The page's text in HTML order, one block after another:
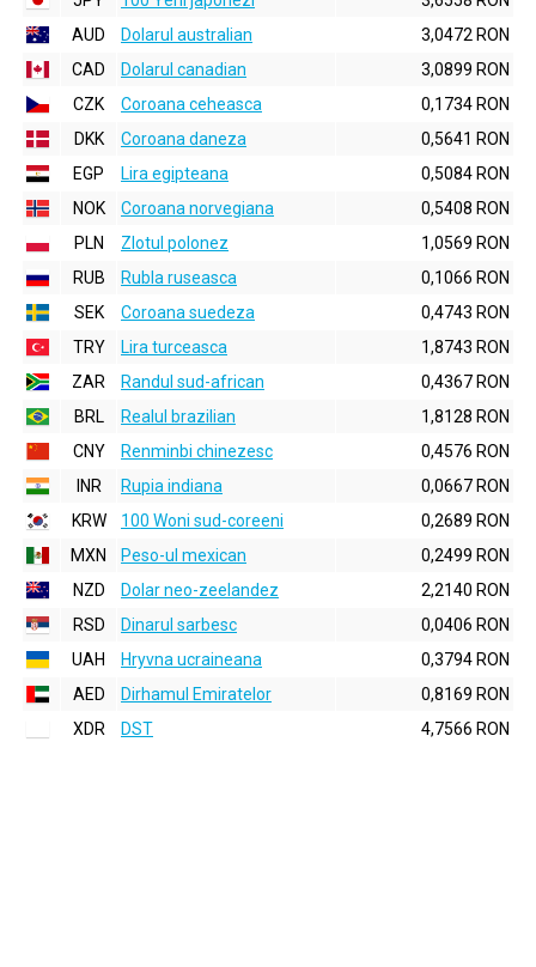
AUD
Dolarul australian
3,0472 RON
CAD
Dolarul canadian
3,0899 RON
CZK
Coroana ceheasca
0,1734 RON
DKK
Coroana daneza
0,5641 RON
EGP
Lira egipteana
0,5084 RON
NOK
Coroana norvegiana
0,5408 RON
PLN
Zlotul polonez
1,0569 RON
RUB
Rubla ruseasca
0,1066 RON
SEK
Coroana suedeza
0,4743 RON
TRY
Lira turceasca
1,8743 RON
ZAR
Randul sud-african
0,4367 RON
BRL
Realul brazilian
1,8128 RON
CNY
Renminbi chinezesc
0,4576 RON
INR
Rupia indiana
0,0667 RON
KRW
100 Woni sud-coreeni
0,2689 RON
MXN
Peso-ul mexican
0,2499 RON
NZD
Dolar neo-zeelandez
2,2140 RON
RSD
Dinarul sarbesc
0,0406 RON
UAH
Hryvna ucraineana
0,3794 RON
AED
Dirhamul Emiratelor
0,8169 RON
XDR
DST 4,7566 RON